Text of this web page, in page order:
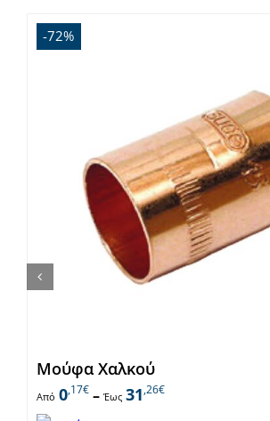
-72%
Μούφα Χαλκού
Από 0,17€– Έως 31,26€